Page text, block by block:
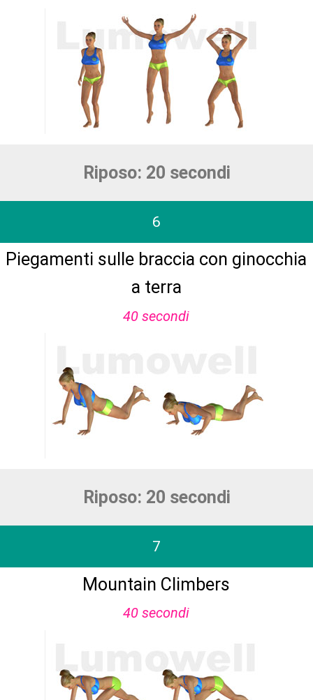
Riposo: 20 secondi
6
Piegamenti sulle braccia con ginocchia
a terra
40 secondi
Riposo: 20 secondi
7
Mountain Climbers
40 secondi